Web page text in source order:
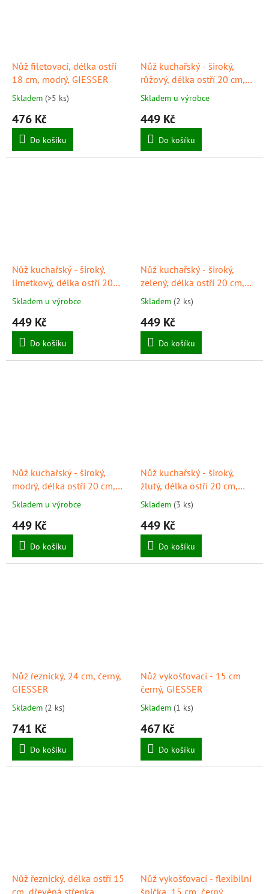
Nůž filetovací, délka ostří
18 cm, modrý, GIESSER
Skladem (>5 ks)
476 Kč
Do košíku
Nůž kuchařský - široký,
růžový, délka ostří 20 cm,
GIESSER
Skladem u výrobce
449 Kč
Do košíku
Nůž kuchařský - široký,
limetkový, délka ostří 20
cm, GIESSER
Skladem u výrobce
449 Kč
Do košíku
Nůž kuchařský - široký,
zelený, délka ostří 20 cm,
GIESSER
Skladem (2 ks)
449 Kč
Do košíku
Nůž kuchařský - široký,
modrý, délka ostří 20 cm,
GIESSER
Skladem u výrobce
449 Kč
Do košíku
Nůž kuchařský - široký,
žlutý, délka ostří 20 cm,
GIESSER
Skladem (3 ks)
449 Kč
Do košíku
Nůž řeznický, 24 cm, černý,
GIESSER
Skladem (2 ks)
741 Kč
Do košíku
Nůž vykošťovací - 15 cm
černý, GIESSER
Skladem (1 ks)
467 Kč
Do košíku
Nůž řeznický, délka ostří 15
Nůž vykošťovací - flexibilní